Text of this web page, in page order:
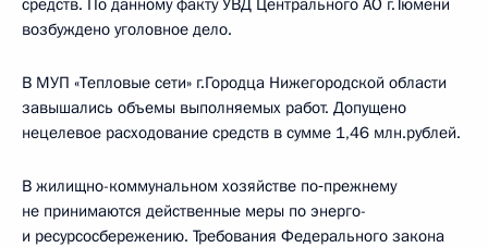
средств. По данному факту УВД Центрального АО г.Тюмени
возбуждено уголовное дело.
В МУП «Тепловые сети» г.Городца Нижегородской области
завышались объемы выполняемых работ. Допущено
нецелевое расходование средств в сумме 1,46 млн.рублей.
В жилищно-коммунальном хозяйстве по‑прежнему
не принимаются действенные меры по энерго-
и ресурсосбережению. Требования Федерального закона